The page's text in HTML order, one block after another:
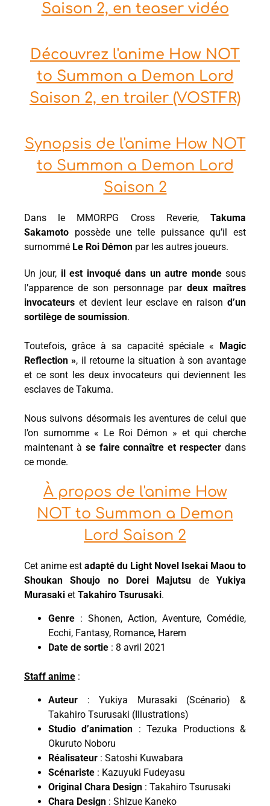
Saison 2, en teaser vidéo
Découvrez l'anime How NOT
to Summon a Demon Lord
Saison 2, en trailer (VOSTFR)
Synopsis de l'anime How NOT
to Summon a Demon Lord
Saison 2
Dans le MMORPG Cross Reverie, Takuma
Sakamoto possède une telle puissance qu’il est
surnommé Le Roi Démon par les autres joueurs.
Un jour, il est invoqué dans un autre mondesous
l’apparence de son personnage par deux maîtres
invocateurs et devient leur esclave en raison d’un
sortilège de soumission.
Toutefois, grâce à sa capacité spéciale «
Magic
Reflection », il retourne la situation à son avantage
et ce sont les deux invocateurs qui deviennent les
esclaves de Takuma.
Nous suivons désormais les aventures de celui que
l’on surnomme « Le Roi Démon » et qui cherche
maintenant à se faire connaître et respecter dans
ce monde.
À propos de l'anime How
NOT to Summon a Demon
Lord Saison 2
Cet anime est adapté du Light Novel Isekai Maou to
Shoukan Shoujo no Dorei Majutsu deYukiya
Murasaki et Takahiro Tsurusaki.
Genre : Shonen, Action, Aventure, Comédie,
Ecchi, Fantasy, Romance, Harem
Date de sortie : 8 avril 2021
Staff anime :
Auteur : Yukiya Murasaki (Scénario) &
Takahiro Tsurusaki (Illustrations)
Studio d’animation : Tezuka Productions &
Okuruto Noboru
Réalisateur : Satoshi Kuwabara
Scénariste : Kazuyuki Fudeyasu
Original Chara Design : Takahiro Tsurusaki
Chara Design : Shizue Kaneko